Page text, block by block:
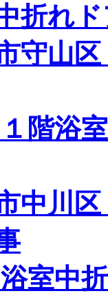
折れ
守山
階浴
中川
室中